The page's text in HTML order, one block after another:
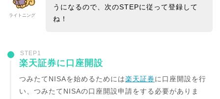
ライトニング
うになるので、次のSTEPに従って登録して
ね！
STEP1
楽天証券に口座開設
つみたてNISAを始めるためには楽天証券に口座開設を行
い、つみたてNISAの口座開設申請をする必要がありま